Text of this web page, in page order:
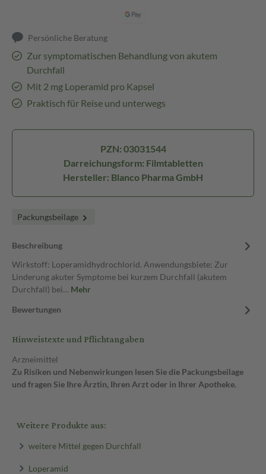
Persönliche Beratung
Zur symptomatischen Behandlung von akutem
Durchfall
Mit 2 mg Loperamid pro Kapsel
Praktisch für Reise und unterwegs
PZN: 03031544
Darreichungsform: Filmtabletten
Hersteller: Blanco Pharma GmbH
Packungsbeilage
Beschreibung
Wirkstoff: Loperamidhydrochlorid. Anwendungsbiete: Zur
Linderung akuter Symptome bei kurzem Durchfall (akutem
Durchfall) bei… Mehr
Bewertungen
Hinweistexte und Pflichtangaben
Arzneimittel
Zu Risiken und Nebenwirkungen lesen Sie die Packungsbeilage
und fragen Sie Ihre Ärztin, Ihren Arzt oder in Ihrer Apotheke.
Weitere Produkte aus:
weitere Mittel gegen Durchfall
Loperamid